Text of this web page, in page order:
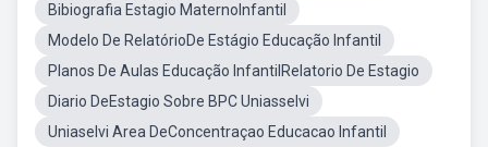
Bibiografia Estagio MaternoInfantil
Modelo De RelatórioDe Estágio Educação Infantil
Planos De Aulas Educação InfantilRelatorio De Estagio
Diario DeEstagio Sobre BPC Uniasselvi
Uniaselvi Area DeConcentraçao Educacao Infantil